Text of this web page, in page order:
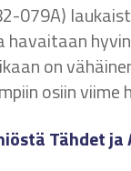
079A)
on
osiin viime
Tähdet